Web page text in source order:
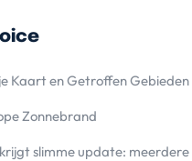
Kaart en Getroffen Gebieden
Zonnebrand
slimme update: meerdere